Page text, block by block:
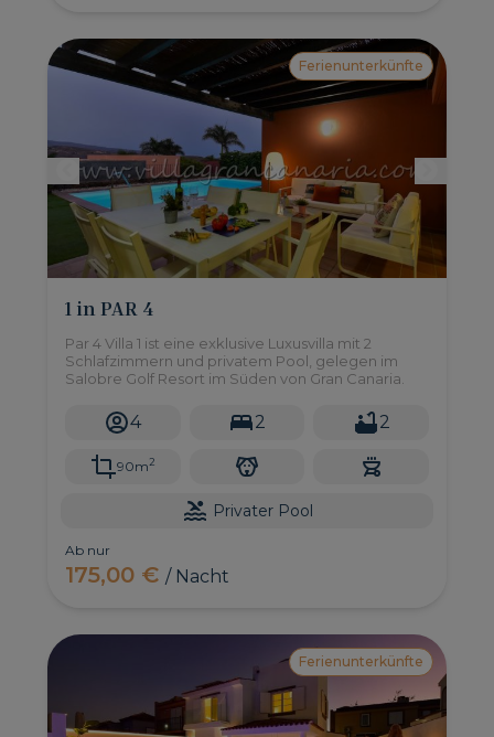
Ferienunterkünfte
1 in PAR 4
Par 4 Villa 1 ist eine exklusive Luxusvilla mit 2
Schlafzimmern und privatem Pool, gelegen im
Salobre Golf Resort im Süden von Gran Canaria.
4 2 2
90m2
Privater Pool
Ab nur
175,00 €/ Nacht
Ferienunterkünfte